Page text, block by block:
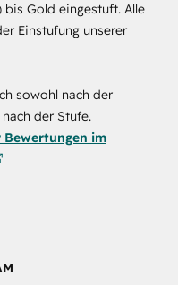
Gold eingestuft. Alle
Einstufung unserer
sowohl nach der
der Stufe.
Bewertungen im